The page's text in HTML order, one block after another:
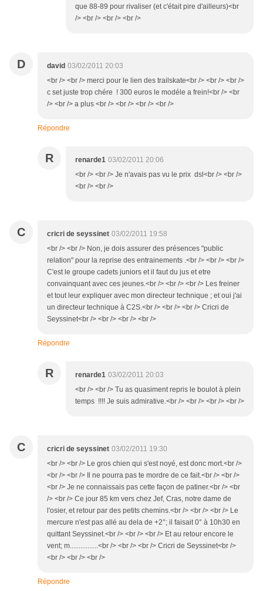
que 88-89 pour rivaliser (et c'était pire d'ailleurs)<br
/> <br /> <br /> <br />
D david 03/02/2011 20:03
<br /> <br /> merci pour le lien des trailskate<br /> <br /> <br />
c set juste trop chére ! 300 euros le modéle a frein!<br /> <br
/> <br /> a plus <br /> <br /> <br /> <br />
Répondre
R renarde1 03/02/2011 20:06
<br /> <br /> Je n'avais pas vu le prix dsl<br /> <br />
<br /> <br />
C cricri de seyssinet 03/02/2011 19:58
<br /> <br /> Non, je dois assurer des présences "public
relation" pour la reprise des entrainements .<br /> <br /> <br />
C'est le groupe cadets juniors et il faut du jus et etre
convainquant avec ces jeunes.<br /> <br /> <br /> Les freiner
et tout leur expliquer avec mon directeur technique ; et oui j'ai
un directeur technique à C2S.<br /> <br /> <br /> Cricri de
Seyssinet<br /> <br /> <br /> <br />
Répondre
R renarde1 03/02/2011 20:03
<br /> <br /> Tu as quasiment repris le boulot à plein
temps !!!! Je suis admirative.<br /> <br /> <br /> <br />
C cricri de seyssinet 03/02/2011 19:30
<br /> <br /> Le gros chien qui s'est noyé, est donc mort.<br />
<br /> <br /> Il ne pourra pas te mordre de ce fait.<br /> <br />
<br /> Je ne connaissais pas cette façon de patiner.<br /> <br
/> <br /> Ce jour 85 km vers chez Jef, Cras, notre dame de
l'osier, et retour par des petits chemins.<br /> <br /> <br /> Le
mercure n'est pas allé au dela de +2°; il faisait 0° à 10h30 en
quittant Seyssinet.<br /> <br /> <br /> Et au retour encore le
vent; m................<br /> <br /> <br /> Cricri de Seyssinet<br />
<br /> <br /> <br />
Répondre